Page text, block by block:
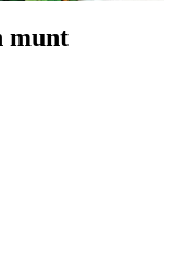
munt